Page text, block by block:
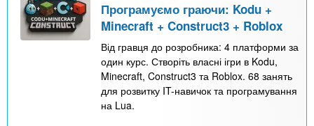
Програмуємо граючи: Kodu +
Minecraft + Construct3 + Roblox
Від гравця до розробника: 4 платформи за
один курс. Створіть власні ігри в Kodu,
Minecraft, Construct3 та Roblox. 68 занять
для розвитку IT-навичок та програмування
на Lua.